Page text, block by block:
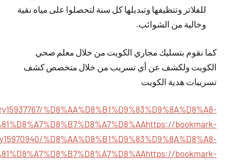
للفلاتر وتنظيفها وتبديلها كل سنة لتحصلوا على مياه نقية
وخالية من الشوائب.
كما نقوم بتسليك مجاري الكويت من خلال معلم صحي
الكويت ولكشف عن أي تسريب من خلال متخصص كشف
تسريبات هدية الكويت
%D8%AA%D8%B1%D9%83%D9%8A%D8%A8-
https://bookmark-
%D8%AA%D8%B1%D9%83%D9%8A%D8%A8-
https://bookmark-